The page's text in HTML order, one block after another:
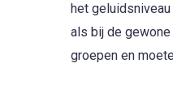
het
als bij de
groepen en